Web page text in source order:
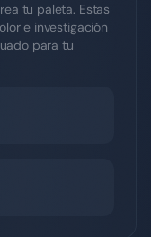
tu paleta. Estas
e investigación
para tu